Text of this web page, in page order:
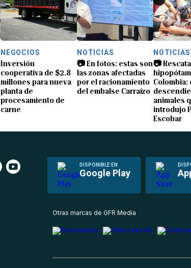
NEGOCIOS
Inversión
cooperativa de $2.8
millones para nueva
planta de
procesamiento de
carne
NOTICIAS
📷 En fotos: estas son
las zonas afectadas
por el racionamiento
del embalse Carraízo
NOTICIAS
📷
Colombia:
animales
introdujo
Escobar
DISPONIBLE EN
Google Play
Otras marcas de GFR Media